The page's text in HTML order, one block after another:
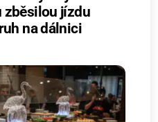
zběsilou jízdu
na dálnici